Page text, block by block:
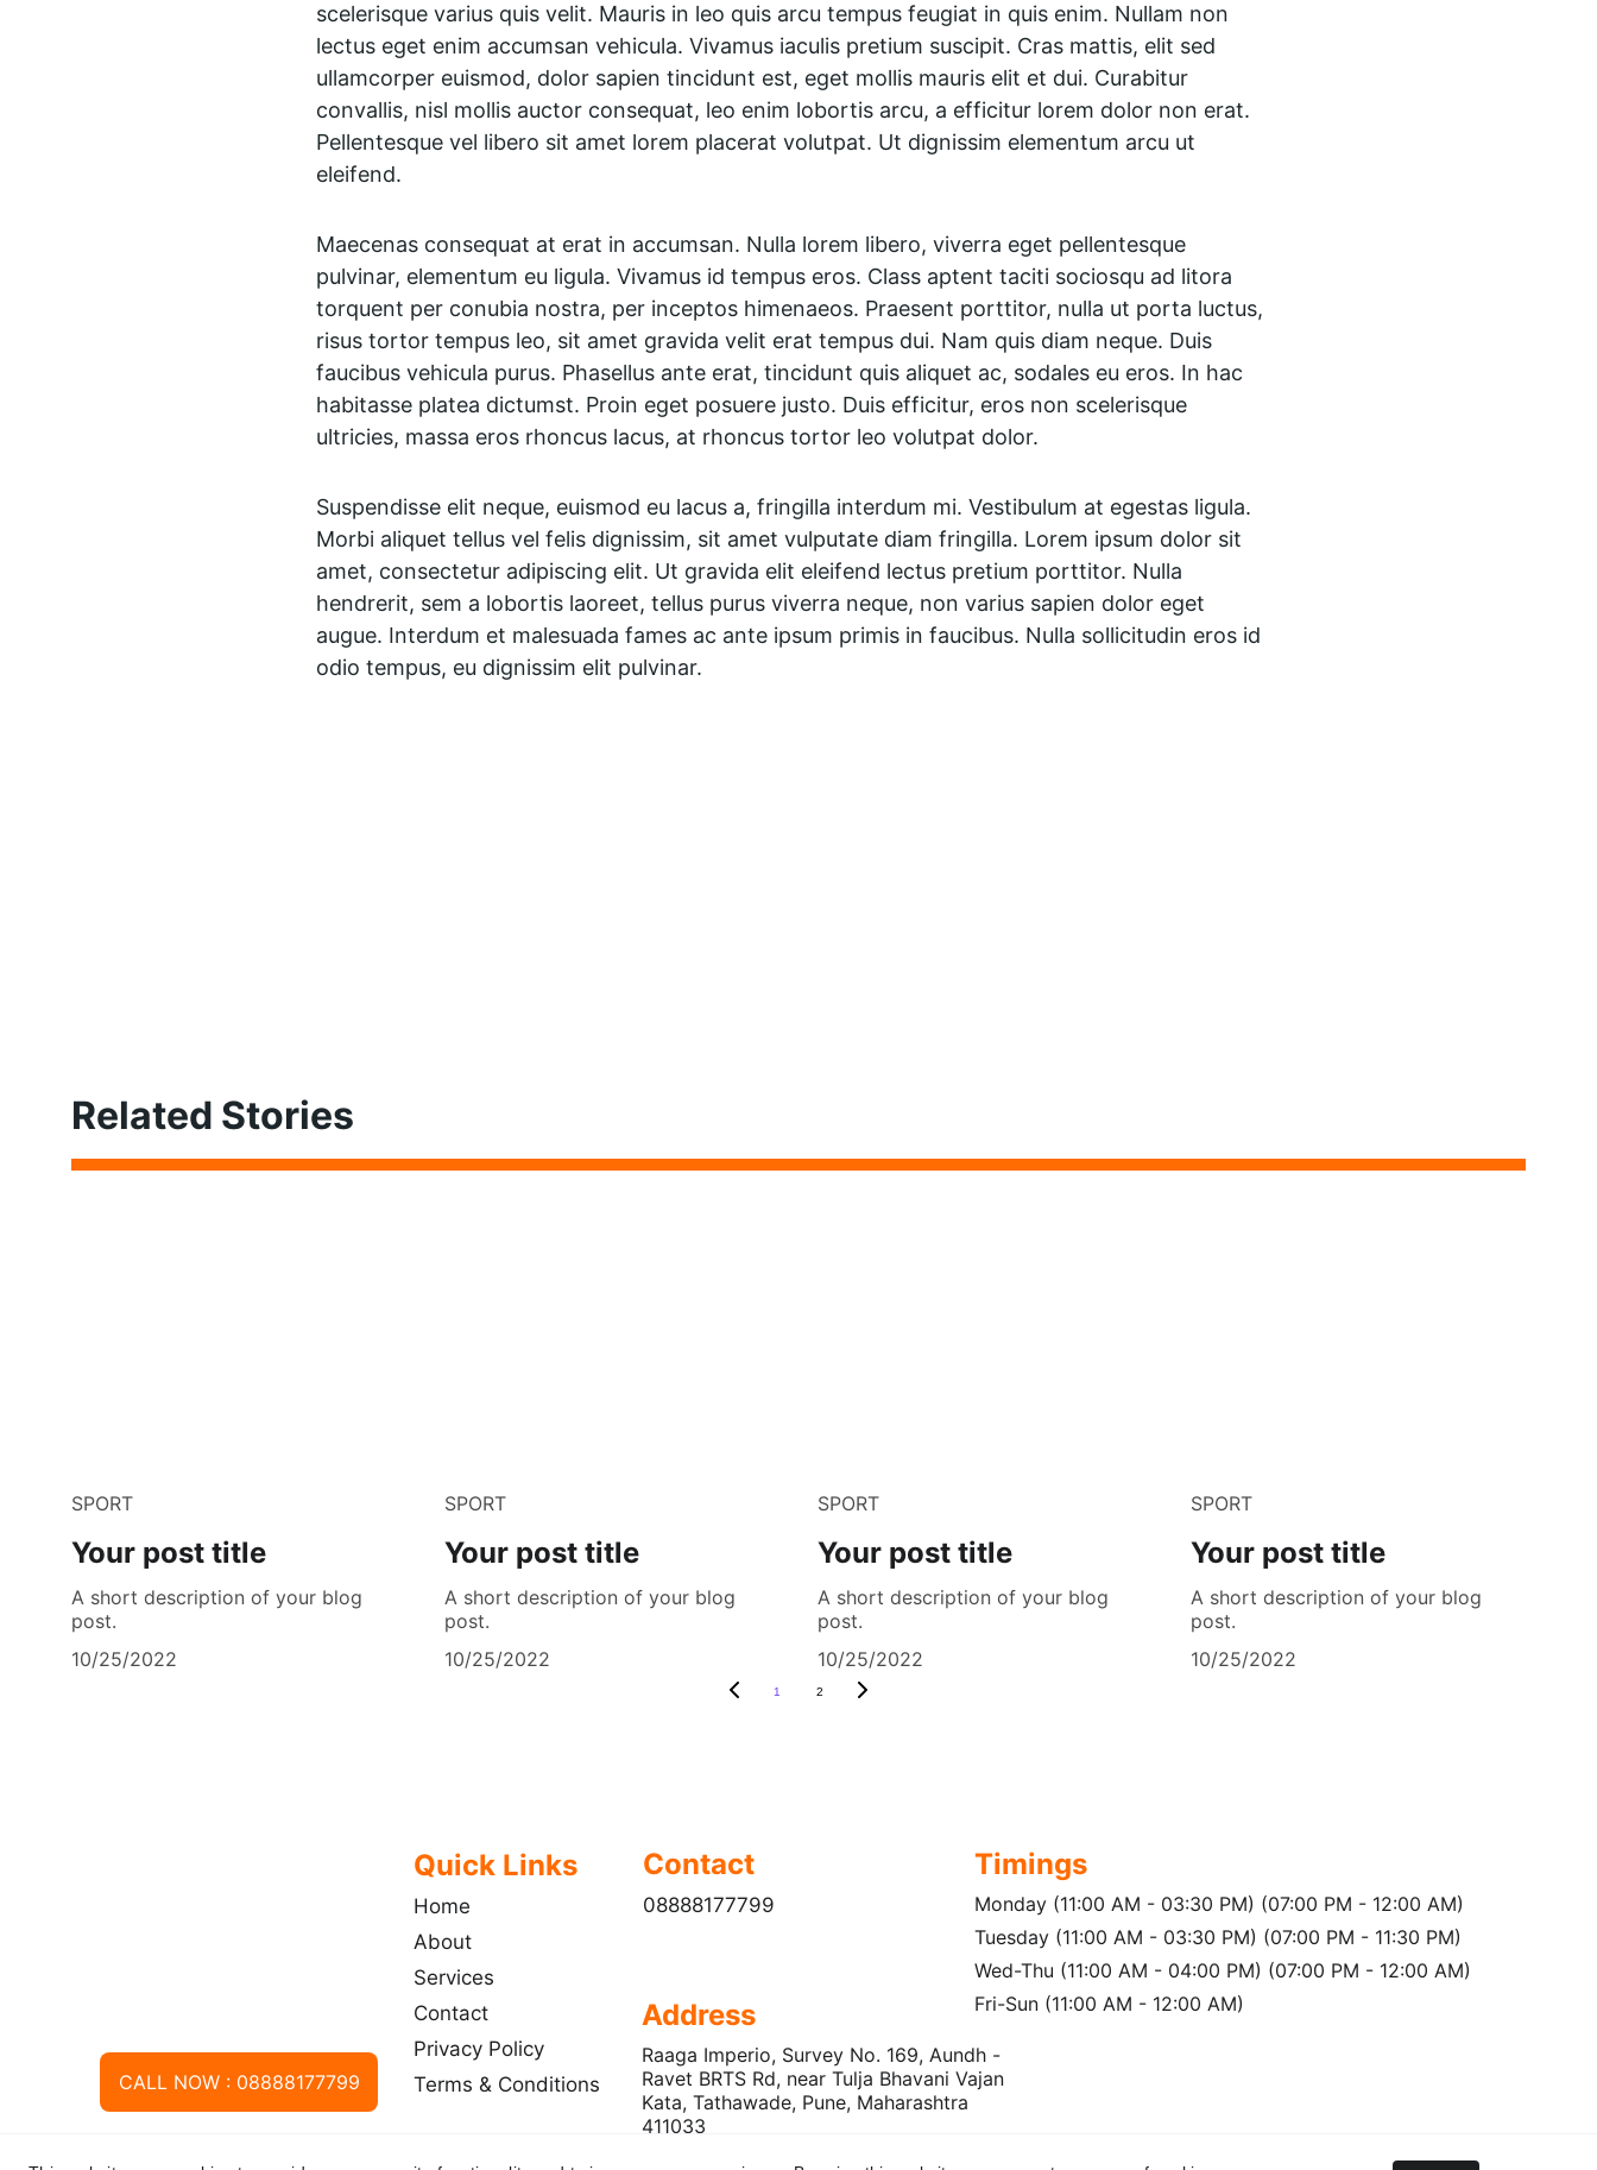
scelerisque varius quis velit. Mauris in leo quis arcu tempus feugiat in quis enim. Nullam non
lectus eget enim accumsan vehicula. Vivamus iaculis pretium suscipit. Cras mattis, elit sed
ullamcorper euismod, dolor sapien tincidunt est, eget mollis mauris elit et dui. Curabitur
convallis, nisl mollis auctor consequat, leo enim lobortis arcu, a efficitur lorem dolor non erat.
Pellentesque vel libero sit amet lorem placerat volutpat. Ut dignissim elementum arcu ut
eleifend.
Maecenas consequat at erat in accumsan. Nulla lorem libero, viverra eget pellentesque
pulvinar, elementum eu ligula. Vivamus id tempus eros. Class aptent taciti sociosqu ad litora
torquent per conubia nostra, per inceptos himenaeos. Praesent porttitor, nulla ut porta luctus,
risus tortor tempus leo, sit amet gravida velit erat tempus dui. Nam quis diam neque. Duis
faucibus vehicula purus. Phasellus ante erat, tincidunt quis aliquet ac, sodales eu eros. In hac
habitasse platea dictumst. Proin eget posuere justo. Duis efficitur, eros non scelerisque
ultricies, massa eros rhoncus lacus, at rhoncus tortor leo volutpat dolor.
Suspendisse elit neque, euismod eu lacus a, fringilla interdum mi. Vestibulum at egestas ligula.
Morbi aliquet tellus vel felis dignissim, sit amet vulputate diam fringilla. Lorem ipsum dolor sit
amet, consectetur adipiscing elit. Ut gravida elit eleifend lectus pretium porttitor. Nulla
hendrerit, sem a lobortis laoreet, tellus purus viverra neque, non varius sapien dolor eget
augue. Interdum et malesuada fames ac ante ipsum primis in faucibus. Nulla sollicitudin eros id
odio tempus, eu dignissim elit pulvinar.
Related Stories
SPORT
Your post title
A short description of your blog
post.
10/25/2022
SPORT
Your post title
A short description of your blog
post.
10/25/2022
SPORT
Your post title
A short description of your blog
post.
10/25/2022
SPORT
Your post title
A short description of your blog
post.
10/25/2022
1 2
CALL NOW : 08888177799
Quick Links
Home
About
Services
Contact
Privacy Policy
Terms & Conditions
Contact
08888177799
Timings
Monday (11:00 AM - 03:30 PM) (07:00 PM - 12:00 AM)
Tuesday (11:00 AM - 03:30 PM) (07:00 PM - 11:30 PM)
Wed-Thu (11:00 AM - 04:00 PM) (07:00 PM - 12:00 AM)
Fri-Sun (11:00 AM - 12:00 AM)
Address
Raaga Imperio, Survey No. 169, Aundh -
Ravet BRTS Rd, near Tulja Bhavani Vajan
Kata, Tathawade, Pune, Maharashtra
411033